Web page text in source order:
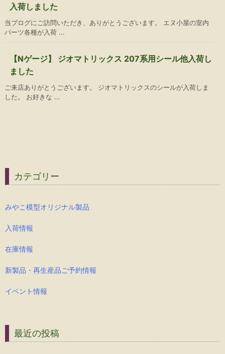
入荷しました
当ブログにご訪問いただき、ありがとうございます。 エヌ小屋の室内
パーツ各種が入荷 ...
【Nゲージ】 ジオマトリックス 207系用シール他入荷し
ました
ご来店ありがとうございます。 ジオマトリックスのシールが入荷しま
した。 お好きな ...
カテゴリー
みやこ模型オリジナル製品
入荷情報
在庫情報
新製品・再生産品ご予約情報
イベント情報
最近の投稿